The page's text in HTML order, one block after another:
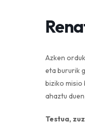
Azken
eta bururik
biziko misio
ahaztu
Testua,